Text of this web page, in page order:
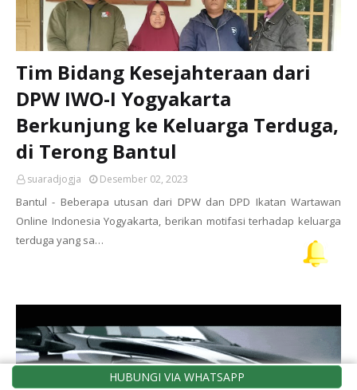
Tim Bidang Kesejahteraan dari
DPW IWO-I Yogyakarta
Berkunjung ke Keluarga Terduga,
di Terong Bantul
suaradjogja Desember 02, 2023
Bantul - Beberapa utusan dari DPW dan DPD Ikatan Wartawan
Online Indonesia Yogyakarta, berikan motifasi terhadap keluarga
terduga yang sa…
HUBUNGI VIA WHATSAPP